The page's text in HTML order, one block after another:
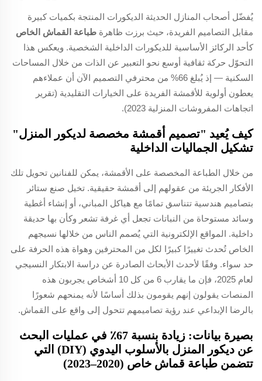
يُفضّل أصحاب المنازل الحديثة الديكورات المنتجة بكميات كبيرة
مقابل التصاميم الفريدة، حيث برزت ظاهرة طباعة القماش الخاص
كأحد الركائز الأساسية للديكورات الداخلية الشخصية. ويعكس هذا
التحوّل حركة ثقافية أوسع نحو التعبير عن الذات من خلال المساحات
السكنية — إذ يُبلغ 66% من محترفي التصميم الآن أن عملاءهم
يعطون أولوية للأقمشة الفريدة على الخيارات التقليدية (تقرير
اتجاهات المفروشات المنزلية 2023).
كيف يُعيد "تصميم أقمشة مخصصة لديكور المنزل"
تشكيل الجماليات الداخلية
من خلال الطباعة المخصصة على الأقمشة، يمكن للفنانين تحويل تلك
الأفكار الجريئة من عقولهم إلى أقمشة حقيقية. تخيل صنع ستائر
بتصاميم هندسية تتناسق تمامًا مع هياكل المباني، أو إنشاء أغطية
وسائد مستوحاة من النباتات تجعل أي غرفة تشعر وكأن بها حديقة
داخلية. المواقع الإلكترونية التي يُصمم الناس من خلالها نسيجهم
الخاص تُحدث تغييرًا كبيرًا لكل من المحترفين وهواة هذه الحرفة على
حد سواء. وفقًا لأحدث الأبحاث الصادرة عن دراسة الابتكار النسيجي
لعام 2025، فإن ما يقارب 6 من كل 10 أشخاص يجربون هذه
المنصات يقولون إنهم يقومون بذلك أساسًا لأنه يمنحهم شعورًا
بالرضا الإبداعي عند رؤية تصاميمهم تتحول إلى واقع على القماش.
بصيرة بيانات: زيادة بنسبة 67٪ في عمليات البحث
عن ديكور المنزل بالأسلوب اليدوي (DIY) التي
تتضمن طباعة قماش خاص (2020–2023)